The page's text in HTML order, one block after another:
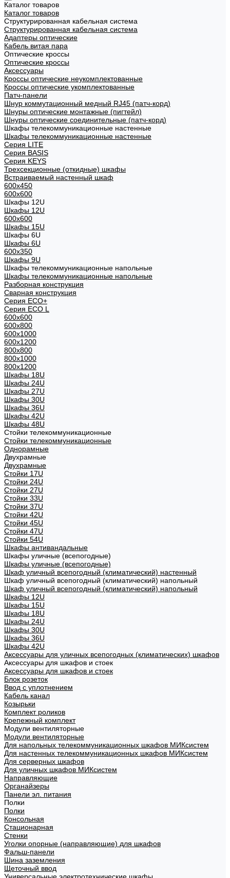
Каталог товаров
Каталог товаров
Структурированная кабельная система
Структурированная кабельная система
Адаптеры оптические
Кабель витая пара
Оптические кроссы
Оптические кроссы
Аксессуары
Кроссы оптические неукомплектованные
Кроссы оптические укомплектованные
Патч-панели
Шнур коммутационный медный RJ45 (патч-корд)
Шнуры оптические монтажные (пигтейл)
Шнуры оптические соединительные (патч-корд)
Шкафы телекоммуникационные настенные
Шкафы телекоммуникационные настенные
Cерия LITE
Cерия BASIS
Cерия KEYS
Трехсекционные (откидные) шкафы
Встраиваемый настенный шкаф
600x450
600x600
Шкафы 12U
Шкафы 12U
600x600
Шкафы 15U
Шкафы 6U
Шкафы 6U
600x350
Шкафы 9U
Шкафы телекоммуникационные напольные
Шкафы телекоммуникационные напольные
Разборная конструкция
Сварная конструкция
Серия ECO+
Серия ECO L
600x600
600x800
600х1000
600х1200
800x800
800х1000
800х1200
Шкафы 18U
Шкафы 24U
Шкафы 27U
Шкафы 30U
Шкафы 36U
Шкафы 42U
Шкафы 48U
Стойки телекоммуникационные
Стойки телекоммуникационные
Однорамные
Двухрамные
Двухрамные
Стойки 17U
Стойки 24U
Стойки 27U
Стойки 33U
Стойки 37U
Стойки 42U
Стойки 45U
Стойки 47U
Стойки 54U
Шкафы антивандальные
Шкафы уличные (всепогодные)
Шкафы уличные (всепогодные)
Шкаф уличный всепогодный (климатический) настенный
Шкаф уличный всепогодный (климатический) напольный
Шкаф уличный всепогодный (климатический) напольный
Шкафы 12U
Шкафы 15U
Шкафы 18U
Шкафы 24U
Шкафы 30U
Шкафы 36U
Шкафы 42U
Аксессуары для уличных всепогодных (климатических) шкафов
Аксессуары для шкафов и стоек
Аксессуары для шкафов и стоек
Блок розеток
Ввод с уплотнением
Кабель канал
Козырьки
Комплект роликов
Крепежный комплект
Модули вентиляторные
Модули вентиляторные
Для напольных телекоммуникационных шкафов МИКсистем
Для настенных телекоммуникационных шкафов МИКсистем
Для серверных шкафов
Для уличных шкафов МИКсистем
Направляющие
Органайзеры
Панели эл. питания
Полки
Полки
Консольная
Стационарная
Стенки
Уголки опорные (направляющие) для шкафов
Фальш-панели
Шина заземления
Щеточный ввод